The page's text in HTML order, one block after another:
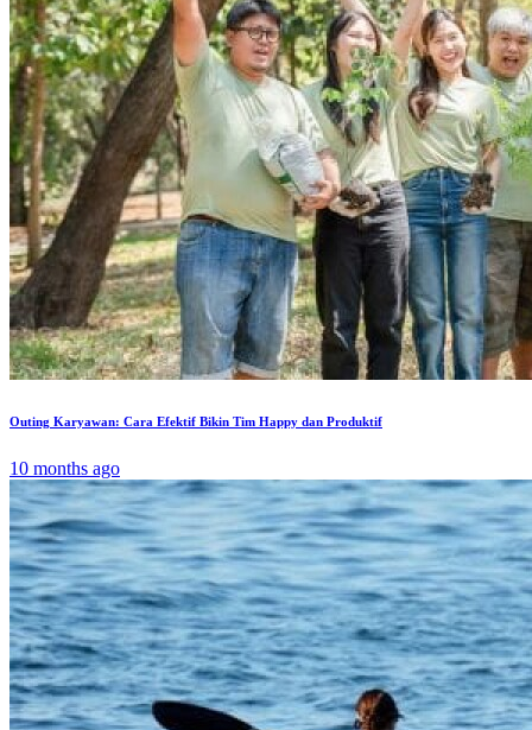
Outing Karyawan: Cara Efektif Bikin Tim Happy dan Produktif
10 months ago